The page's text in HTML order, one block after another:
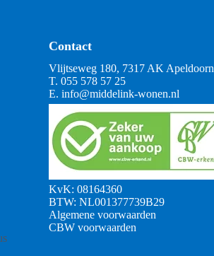
Contact
Vlijtseweg 180, 7317 AK Apeldoorn
T. 055 578 57 25
E. info@middelink-wonen.nl
KvK: 08164360
BTW: NL001377739B29
Algemene voorwaarden
CBW voorwaarden